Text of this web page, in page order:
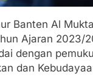
Banten Al
Ajaran 2023/
dengan
dan